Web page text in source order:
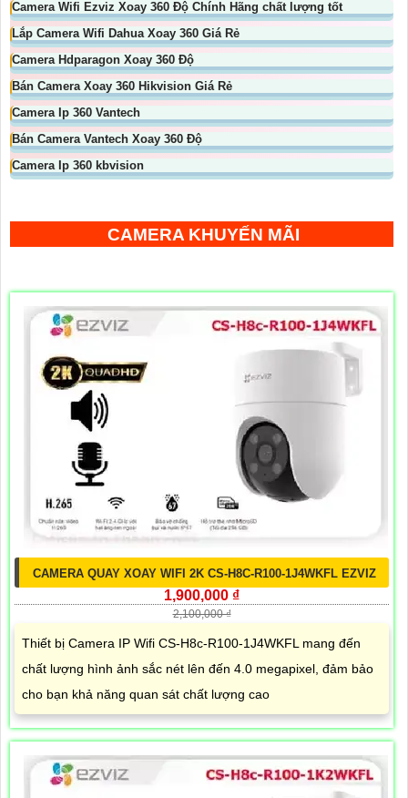
Camera Wifi Ezviz Xoay 360 Độ Chính Hãng chất lượng tốt
Lắp Camera Wifi Dahua Xoay 360 Giá Rẻ
Camera Hdparagon Xoay 360 Độ
Bán Camera Xoay 360 Hikvision Giá Rẻ
Camera Ip 360 Vantech
Bán Camera Vantech Xoay 360 Độ
Camera Ip 360 kbvision
CAMERA KHUYẾN MÃI
CAMERA QUAY XOAY WIFI 2K CS-H8C-R100-1J4WKFL EZVIZ
1,900,000 ₫
2,100,000 ₫
Thiết bị Camera IP Wifi CS-H8c-R100-1J4WKFL mang đến
chất lượng hình ảnh sắc nét lên đến 4.0 megapixel, đảm bảo
cho bạn khả năng quan sát chất lượng cao